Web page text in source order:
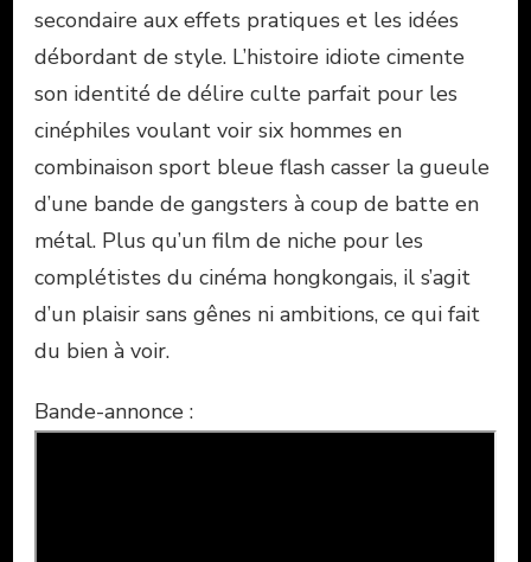
secondaire aux effets pratiques et les idées
débordant de style. L’histoire idiote cimente
son identité de délire culte parfait pour les
cinéphiles voulant voir six hommes en
combinaison sport bleue flash casser la gueule
d’une bande de gangsters à coup de batte en
métal. Plus qu’un film de niche pour les
complétistes du cinéma hongkongais, il s’agit
d’un plaisir sans gênes ni ambitions, ce qui fait
du bien à voir.
Bande-annonce :